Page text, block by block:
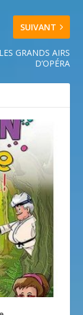
SUIVANT
LES GRANDS AIRS
D’OPÉRA